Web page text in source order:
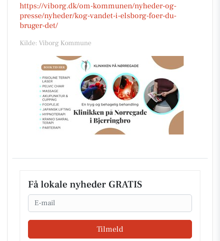
https://viborg.dk/om-kommunen/nyheder-og-
presse/nyheder/kog-vandet-i-elsborg-foer-du-
bruger-det/
Kilde: Viborg Kommune
Få lokale nyheder GRATIS
Email
Tilmeld